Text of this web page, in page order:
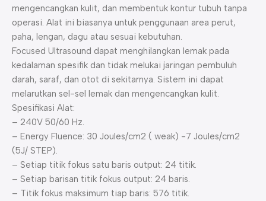
mengencangkan kulit, dan membentuk kontur tubuh tanpa
operasi. Alat ini biasanya untuk penggunaan area perut,
paha, lengan, dagu atau sesuai kebutuhan.
Focused Ultrasound dapat menghilangkan lemak pada
kedalaman spesifik dan tidak melukai jaringan pembuluh
darah, saraf, dan otot di sekitarnya. Sistem ini dapat
melarutkan sel-sel lemak dan mengencangkan kulit.
Spesifikasi Alat:
– 240V 50/60 Hz.
– Energy Fluence: 30 Joules/cm2 ( weak) -7 Joules/cm2
(5J/ STEP).
– Setiap titik fokus satu baris output: 24 titik.
– Setiap barisan titik fokus output: 24 baris.
– Titik fokus maksimum tiap baris: 576 titik.